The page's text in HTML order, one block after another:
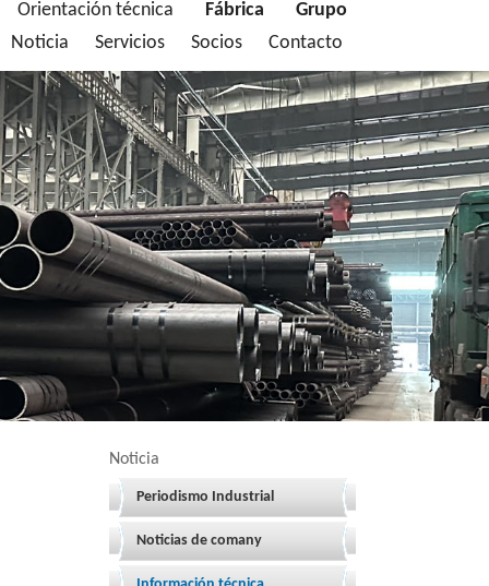
Orientación técnica Fábrica
Grupo
Noticia
Servicios Socios Contacto
Noticia
Periodismo Industrial
Noticias de comany